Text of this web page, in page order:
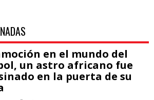
en el mundo del
un astro africano fue
en la puerta de su